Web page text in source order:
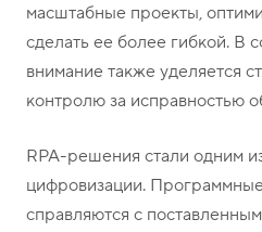
1
масштабные проекты,
сделать ее более гибкой. В
внимание также уделяется
контролю за исправностью
RPA-решения стали одним
цифровизации.
справляются с